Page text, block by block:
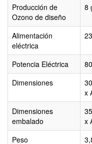
Producción de
Ozono de diseño
8
Alimentación
eléctrica
Potencia Eléctrica
Dimensiones
x
Dimensiones
embalado
x
Peso